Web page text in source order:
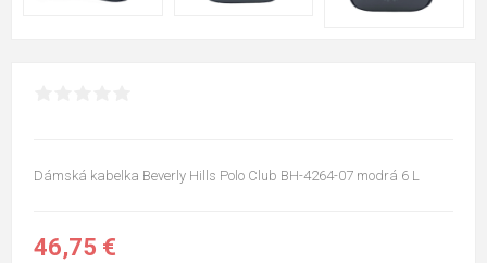
Dámská kabelka Beverly Hills Polo Club BH-4264-07 modrá 6 L
46,75 €